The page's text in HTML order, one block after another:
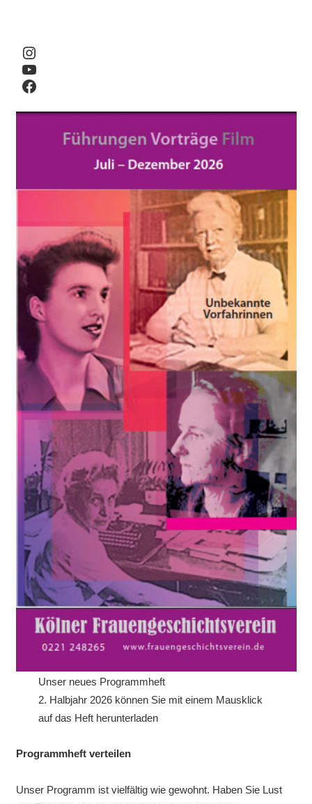
Instagram
YouTube
Facebook
Unser neues Programmheft
2. Halbjahr 2026 können Sie mit einem Mausklick
auf das Heft herunterladen
Programmheft verteilen
Unser Programm ist vielfältig wie gewohnt. Haben Sie Lust